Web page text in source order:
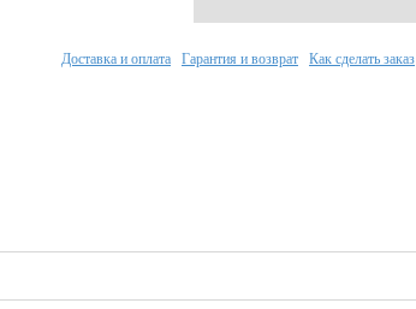
Доставка и оплата Гарантия и возврат Как сделать заказ